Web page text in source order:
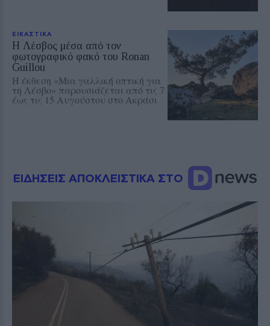
ΕΙΚΑΣΤΙΚΑ
Η Λέσβος μέσα από τον
φωτογραφικό φακό του Ronan
Guillou
Η έκθεση «Μια γαλλική οπτική για
τη Λέσβο» παρουσιάζεται από τις 7
έως τις 15 Αυγούστου στο Ακράσι
ΕΙΔΗΣΕΙΣ ΑΠΟΚΛΕΙΣΤΙΚΑ ΣΤΟ